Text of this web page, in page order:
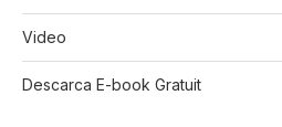
Video
Descarca E-book Gratuit